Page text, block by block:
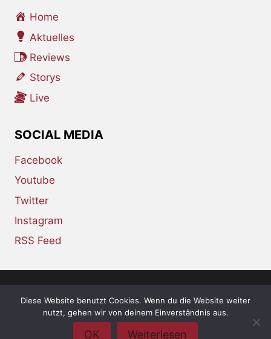
Home
Aktuelles
Reviews
Storys
Live
SOCIAL MEDIA
Facebook
Youtube
Twitter
Instagram
RSS Feed
© 2026 whiskey-soda.de - the alternative
magazine •Impressum•Datenschutzerklärung
Diese Website benutzt Cookies. Wenn du die Website weiter
nutzt, gehen wir von deinem Einverständnis aus.
OK Weiterlesen